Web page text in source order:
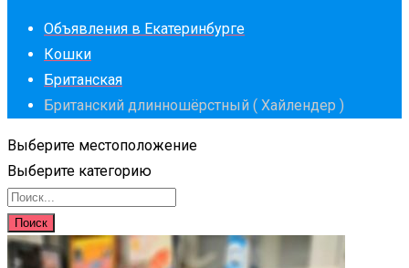
Объявления в Екатеринбурге
Кошки
Британская
Британский длинношёрстный ( Хайлендер )
Выберите местоположение
Выберите категорию
Поиск